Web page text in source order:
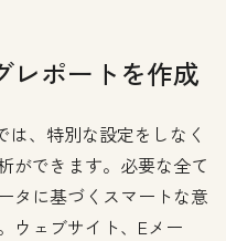
レポートを作成
、特別な設定をしなく
ができます。必要な全て
タに基づくスマートな意
ウェブサイト、Eメー